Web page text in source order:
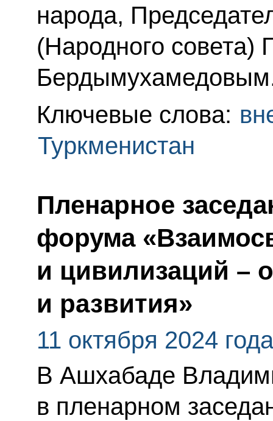
народа,
(Народного совета)
Ключевые слова:
Туркменистан
Пленарное
форума
и цивилизаций –
и развития»
11 октября 2024 года
В Ашхабаде
в пленарном